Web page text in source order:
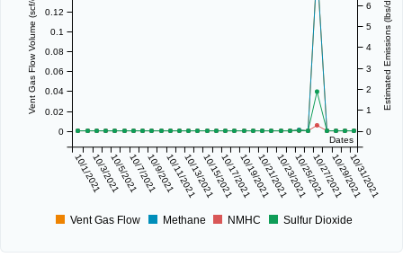
Dates
10/1/202110/3/202110/5/202110/7/202110/9/202110/11/202110/13/202110/15/202110/17/202110/19/202110/21/202110/23/202110/25/202110/27/202110/29/202110/31/2021
Vent Gas Flow Volume (scf/day)
0
0.02
0.04
0.06
0.08
0.1
0.12 Estimated Emissions (lbs/day)
0
1
2
3
4
5
6
Vent Gas Flow Methane NMHC Sulfur Dioxide